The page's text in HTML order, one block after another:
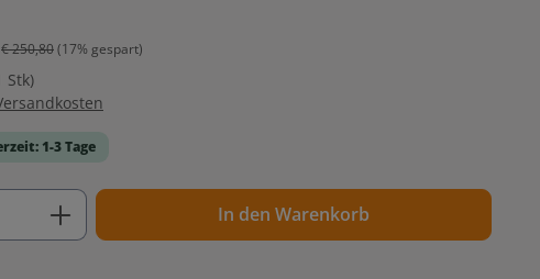
€ 250,80(17% gespart)
Stk)
1-3 Tage
Gib den gewünschten Wert ein oder
In den Warenkorb